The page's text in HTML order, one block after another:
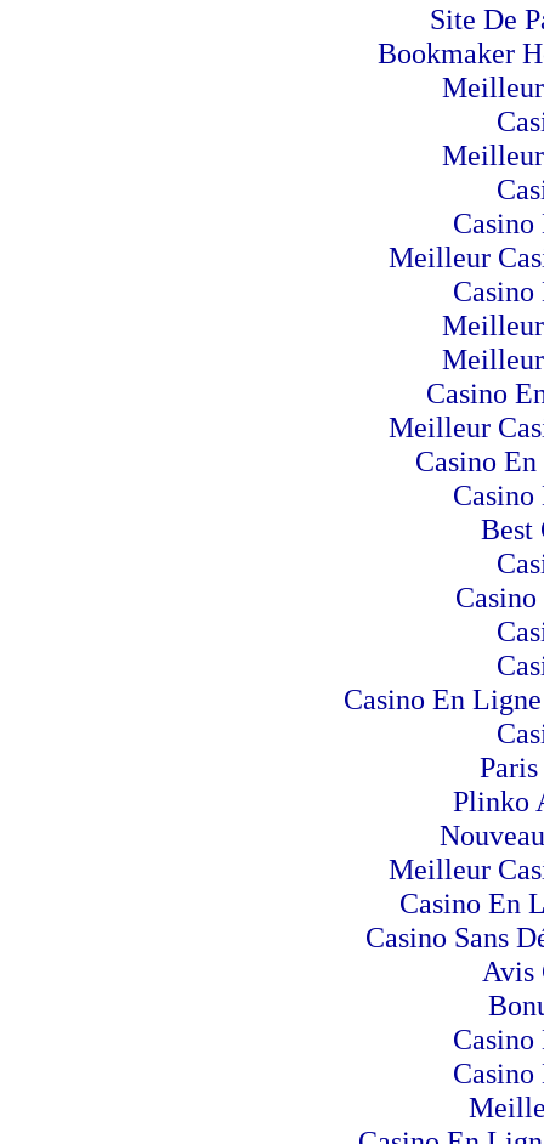
Site De
Bookmaker
Casino
Meilleur
Casino
Casino
Meilleur
Casino
Casino
Best
Casino En
Plinko
Meilleur
Casino En
Casino Sans
Avis
Casino
Casino